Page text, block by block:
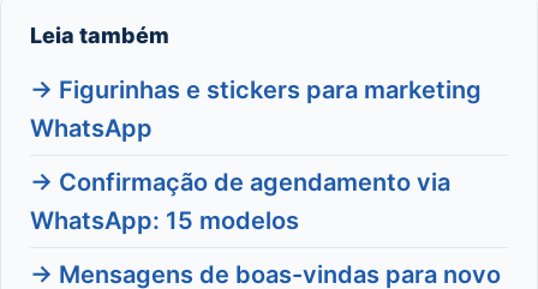
Leia também
→ Figurinhas e stickers para marketing
WhatsApp
→ Confirmação de agendamento via
WhatsApp: 15 modelos
→ Mensagens de boas-vindas para novo